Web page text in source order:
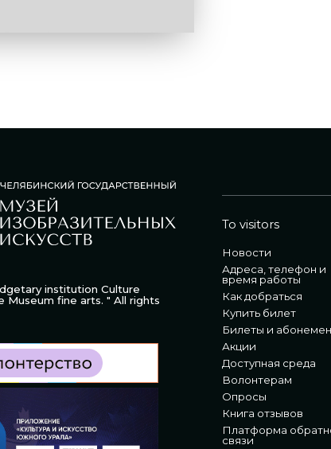
institution Culture
Museum fine arts. " All rights
To visitors
Новости
Адреса, телефон и
время работы
Как добраться
Купить билет
Билеты и
Акции
Доступная среда
Волонтерам
Опросы
Книга отзывов
Платформа
связи